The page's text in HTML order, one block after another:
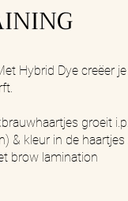
Hybrid Dye creëer
groeit
& kleur in de
brow lamination